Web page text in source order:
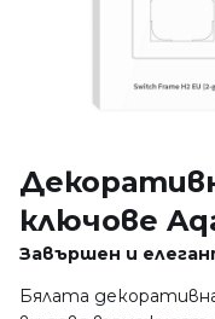
ключове
Завършен и
Бялата